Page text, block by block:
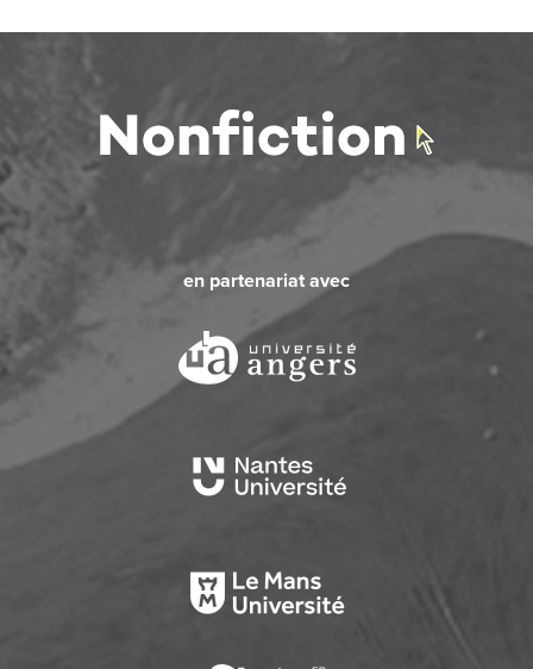
en partenariat avec